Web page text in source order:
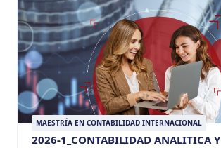
MAESTRÍA EN CONTABILIDAD INTERNACIONAL
2026-1_CONTABILIDAD ANALITICA Y